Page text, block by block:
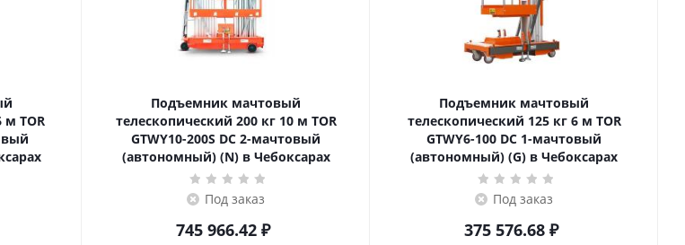
Подъемник мачтовый
телескопический 200 кг 10 м TOR
GTWY10-200S DC 2-мачтовый
(автономный) (N) в Чебоксарах
Под заказ
745 966.42₽
Подъемник мачтовый
телескопический 125 кг 6 м TOR
GTWY6-100 DC 1-мачтовый
(автономный) (G) в Чебоксарах
Под заказ
375 576.68₽